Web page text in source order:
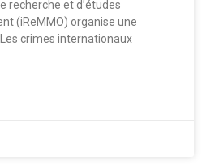
recherche et d’études
(iReMMO) organise une
crimes internationaux